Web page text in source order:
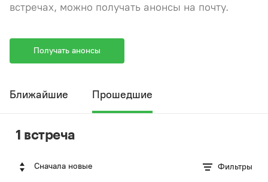
встречах, можно получать анонсы на почту.
Получать анонсы
Ближайшие Прошедшие
1 встреча
Сначала новые Фильтры